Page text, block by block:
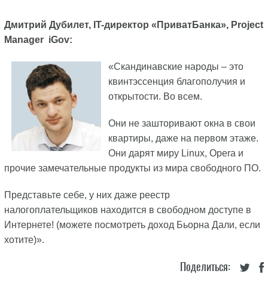
Дмитрий Дубилет, IT-директор «ПриватБанка», Project
Manager iGov:
«Скандинавские народы – это
квинтэссенция благополучия и
открытости. Во всем.
Они не зашторивают окна в свои
квартиры, даже на первом этаже.
Они дарят миру Linux, Opera и
прочие замечательные продукты из мира свободного ПО.
Представьте себе, у них даже реестр
налогоплательщиков находится в свободном доступе в
Интернете! (можете посмотреть доход Бьорна Дали, если
хотите)».
Поделиться: